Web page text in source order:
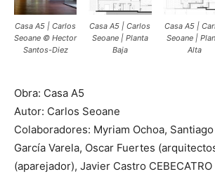
Casa A5 | Carlos
Seoane © Hector
Santos-Diez
Casa A5 | Carlos
Seoane | Planta
Baja
Casa A5 |
Seoane |
Alta
Obra: Casa A5
Autor: Carlos Seoane
Colaboradores: Myriam Ochoa,
García Varela, Oscar Fuertes
(aparejador), Javier Castro